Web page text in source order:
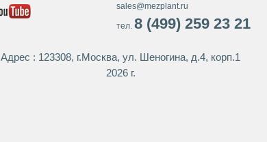
sales@mezplant.ru
тел. 8 (499) 259 23 21
Адрес : 123308, г.Москва, ул. Шеногина, д.4, корп.1
2026 г.